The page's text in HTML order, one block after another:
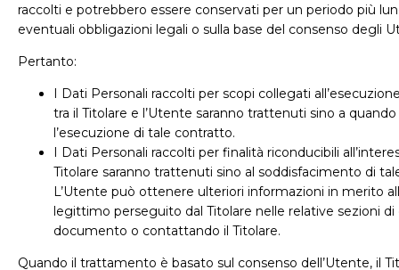
raccolti e potrebbero essere conservati per un periodo più
eventuali obbligazioni legali o sulla base del consenso degli
Pertanto:
I Dati Personali raccolti per scopi collegati
tra il Titolare e l’Utente saranno trattenuti sino a
l’esecuzione di tale contratto.
I Dati Personali raccolti per finalità riconducibili
Titolare saranno trattenuti sino al soddisfacimento di
L’Utente può ottenere ulteriori informazioni in merito
legittimo perseguito dal Titolare nelle relative sezioni di
documento o contattando il Titolare.
Quando il trattamento è basato sul consenso dell’Utente, il